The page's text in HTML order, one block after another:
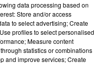
data processing based on
Store and/or access
to select advertising; Create
profiles to select personalised
Measure content
statistics or combinations
and improve services; Create